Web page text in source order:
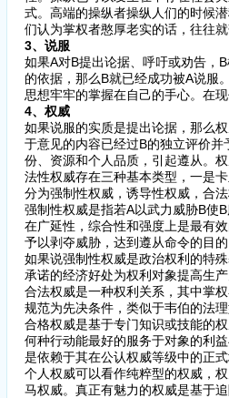
式。高端的操纵者操纵人们的时候
们认为掌权者憨厚老实的话，往往
3、说服
如果A对B提出论据、呼吁或劝告，
的依据，那么B就已经成功被A说服
思想牢牢的掌握在自己的手心。在
4、权威
如果说服的实质是提出论据，那么
于意见的内容已经过B的独立评价
份、资源和个人品质，引起遵从。
法性权威存在三种基本类型，一是
分为强制性权威，诱导性权威，合
强制性权威是指若A以武力威胁B使
在广延性，综合性和强度上是最有
予以剥夺威胁，达到遵从命令的目
如果说强制性权威是政治权利的特
承诺的经济好处为权利对象提高生
合法权威是一种权利关系，其中掌
规范为先决条件，类似于韦伯的法
合格权威是基于专门知识或技能的
何种行动能最好的服务于对象的利
是依赖于其在公认权威等级中的正
个人权威可以看作纯粹型的权威，
马权威。真正有魅力的权威是基于